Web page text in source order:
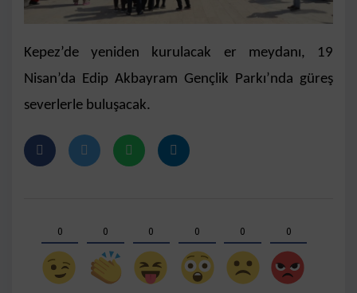
Kepez’de yeniden kurulacak er meydanı, 19
Nisan’da Edip Akbayram Gençlik Parkı’nda güreş
severlerle buluşacak.
0 0 0 0 0 0